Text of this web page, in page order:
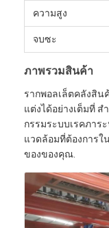
ความสูง
จบซะ
ภาพรวมสินค้า
รากพอลเล็ตคลังสิน
แต่งได้อย่างเต็มที่
กรรมระบบเรคภาร
แวดล้อมที่ต้องการใ
ของของคุณ.